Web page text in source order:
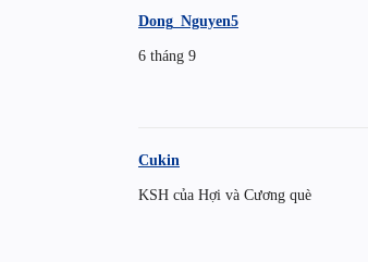
Dong_Nguyen5
6 tháng 9
Cukin
KSH của Hợi và Cương què